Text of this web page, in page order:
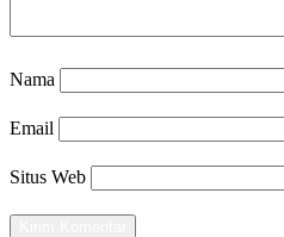
Nama
Email
Situs Web